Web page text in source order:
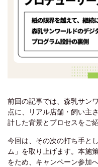
前回の記事では、森乳サン
点に、リアル店舗・飼い主
計した背景とプロセスをご
今回は、その次の打ち手と
ム」を取り上げます。本施
をため、キャンペーン参加